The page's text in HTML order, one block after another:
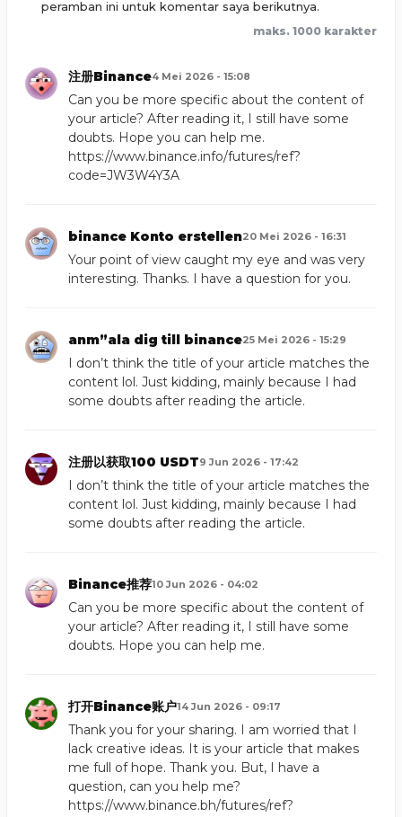
peramban ini untuk komentar saya berikutnya.
maks. 1000 karakter
注册Binance4 Mei 2026 - 15:08
Can you be more specific about the content of
your article? After reading it, I still have some
doubts. Hope you can help me.
https://www.binance.info/futures/ref?
code=JW3W4Y3A
binance Konto erstellen20 Mei 2026 - 16:31
Your point of view caught my eye and was very
interesting. Thanks. I have a question for you.
anm”ala dig till binance25 Mei 2026 - 15:29
I don’t think the title of your article matches the
content lol. Just kidding, mainly because I had
some doubts after reading the article.
注册以获取100 USDT9 Jun 2026 - 17:42
I don’t think the title of your article matches the
content lol. Just kidding, mainly because I had
some doubts after reading the article.
Binance推荐10 Jun 2026 - 04:02
Can you be more specific about the content of
your article? After reading it, I still have some
doubts. Hope you can help me.
打开Binance账户14 Jun 2026 - 09:17
Thank you for your sharing. I am worried that I
lack creative ideas. It is your article that makes
me full of hope. Thank you. But, I have a
question, can you help me?
https://www.binance.bh/futures/ref?